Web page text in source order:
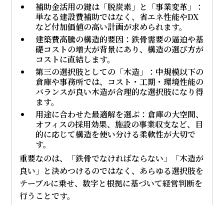
補助金活用の鍵は「脱炭素」と「事業変革」：
単なる建設費補助ではなく、省エネ性能やDX
など付加価値の高い計画が求められます。
建築費高騰の構造的要因：鉄骨需要の逼迫や基
礎コストの増大が背景にあり、構造の選び方が
コストに直結します。
第三の選択肢としての「木造」： 中規模以下の
倉庫や事務所では、コスト・工期・環境性能の
バランスが良い木造が合理的な選択肢になり得
ます。
用途に合わせた最適解を選ぶ： 倉庫の大空間、
オフィスの採用効果、施設の事業収支など、目
的に応じて構造を使い分ける柔軟性が大切で
す。
重要なのは、「鉄骨でなければならない」「木造が
良い」と決めつけるのではなく、あらゆる選択肢を
テーブルに乗せ、数字と根拠に基づいて経営判断を
行うことです。